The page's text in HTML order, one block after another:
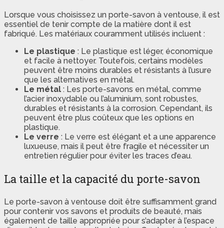
Lorsque vous choisissez un porte-savon à ventouse, il est
essentiel de tenir compte de la matière dont il est
fabriqué. Les matériaux couramment utilisés incluent :
Le plastique : Le plastique est léger, économique
et facile à nettoyer. Toutefois, certains modèles
peuvent être moins durables et résistants à l’usure
que les alternatives en métal.
Le métal : Les porte-savons en métal, comme
l’acier inoxydable ou l’aluminium, sont robustes,
durables et résistants à la corrosion. Cependant, ils
peuvent être plus coûteux que les options en
plastique.
Le verre : Le verre est élégant et a une apparence
luxueuse, mais il peut être fragile et nécessiter un
entretien régulier pour éviter les traces d’eau.
La taille et la capacité du porte-savon
Le porte-savon à ventouse doit être suffisamment grand
pour contenir vos savons et produits de beauté, mais
également de taille appropriée pour s’adapter à l’espace